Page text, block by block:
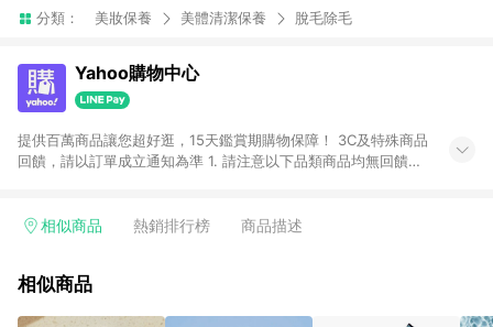
分類： 美妝保養 美體清潔保養 脫毛除毛
Yahoo購物中心
提供百萬商品讓您超好逛，15天鑑賞期購物保障！ 3C及特殊商品
回饋，請以訂單成立通知為準 1. 請注意以下品類商品均無回饋：
電玩/遊戲/相機/單眼/鏡頭/拍立得 [2024/6/1起適用] -內接硬
的購回饋活動享Yahoo超贈點回饋者 - 購物中心商店之商品：商
相似商品 熱銷排行榜 商品描述
相似商品